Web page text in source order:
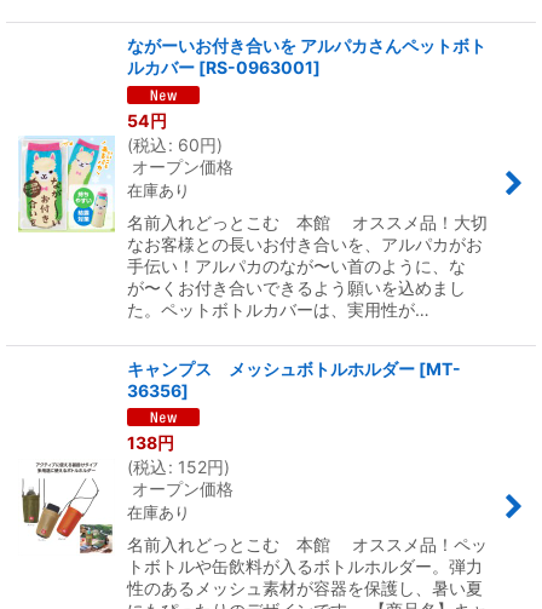
ながーいお付き合いを アルパカさんペットボト
ルカバー [RS-0963001]
54円
(税込: 60円)
オープン価格
在庫あり
名前入れどっとこむ 本館 オススメ品！大切
なお客様との長いお付き合いを、アルパカがお
手伝い！アルパカのなが〜い首のように、な
が〜くお付き合いできるよう願いを込めまし
た。ペットボトルカバーは、実用性が…
キャンプス メッシュボトルホルダー [MT-
36356]
138円
(税込: 152円)
オープン価格
在庫あり
名前入れどっとこむ 本館 オススメ品！ペッ
トボトルや缶飲料が入るボトルホルダー。弾力
性のあるメッシュ素材が容器を保護し、暑い夏